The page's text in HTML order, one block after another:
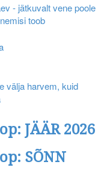
- jätkuvalt vene poole
toob
välja harvem, kuid
JÄÄR 2026
SÕNN